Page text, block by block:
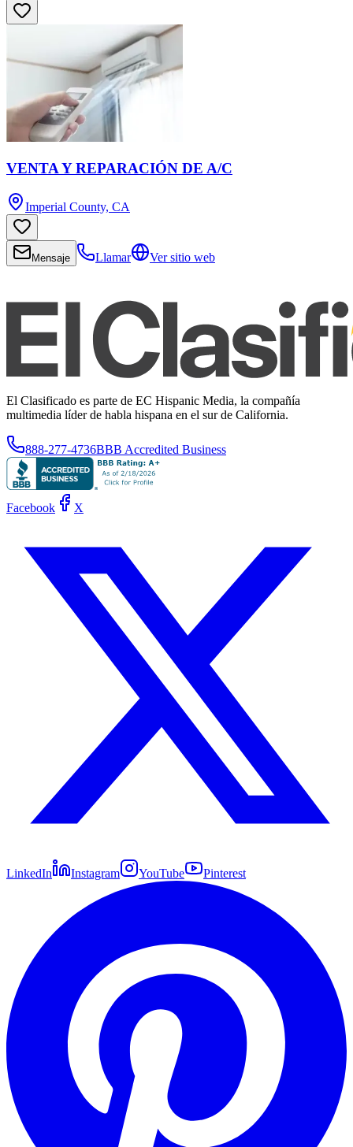
VENTA Y REPARACIÓN DE A/C
Imperial County, CA
Mensaje Llamar Ver sitio web
El Clasificado es parte de EC Hispanic Media, la compañía
multimedia líder de habla hispana en el sur de California.
888-277-4736BBB Accredited Business
Facebook X
LinkedIn Instagram YouTube Pinterest